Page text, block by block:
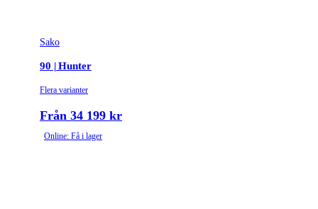
Sako
90 | Hunter
Flera varianter
Från 34 199 kr
Online: Få i lager